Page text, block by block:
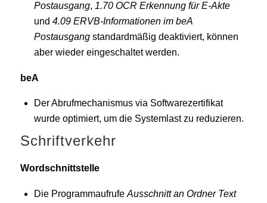
Postausgang, 1.70 OCR Erkennung für E-Akte
und 4.09 ERVB-Informationen im beA
Postausgang standardmäßig deaktiviert, können
aber wieder eingeschaltet werden.
beA
Der Abrufmechanismus via Softwarezertifikat
wurde optimiert, um die Systemlast zu reduzieren.
Schriftverkehr
Wordschnittstelle
Die Programmaufrufe Ausschnitt an Ordner Text